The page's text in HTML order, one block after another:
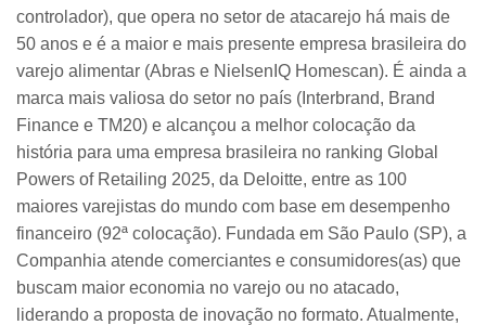
controlador), que opera no setor de atacarejo há mais de
50 anos e é a maior e mais presente empresa brasileira do
varejo alimentar (Abras e NielsenIQ Homescan). É ainda a
marca mais valiosa do setor no país (Interbrand, Brand
Finance e TM20) e alcançou a melhor colocação da
história para uma empresa brasileira no ranking Global
Powers of Retailing 2025, da Deloitte, entre as 100
maiores varejistas do mundo com base em desempenho
financeiro (92ª colocação). Fundada em São Paulo (SP), a
Companhia atende comerciantes e consumidores(as) que
buscam maior economia no varejo ou no atacado,
liderando a proposta de inovação no formato. Atualmente,